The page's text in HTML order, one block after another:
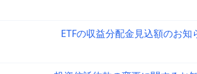
ETFの収益分配金見込額のお知